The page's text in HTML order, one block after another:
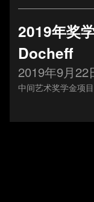
艺术基金会合
目，由北京文
基金会资助的
在斯——赵文
雨澍的自由世
幕。
2019年奖
Docheff
2019年9月22
中间艺术奖学金项目